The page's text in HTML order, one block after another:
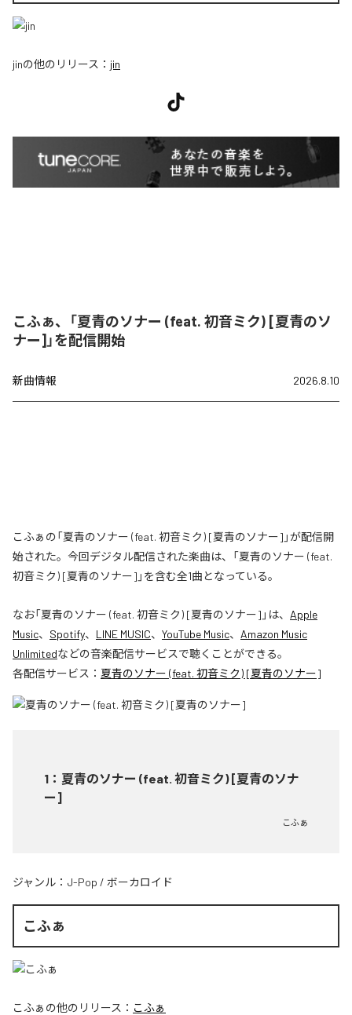
jinの他のリリース： jin
こふぁ、「夏青のソナー (feat. 初音ミク) [夏青のソ
ナー]」を配信開始
新曲情報 2026.8.10
こふぁの「夏青のソナー (feat. 初音ミク) [夏青のソナー]」が配信開
始された。今回デジタル配信された楽曲は、「夏青のソナー (feat.
初音ミク) [夏青のソナー]」を含む全1曲となっている。
なお「夏青のソナー (feat. 初音ミク) [夏青のソナー] 」は、 Apple
Music、 Spotify、 LINE MUSIC、 YouTube Music、 Amazon Music
Unlimitedなどの音楽配信サービスで聴くことができる。
各配信サービス： 夏青のソナー (feat. 初音ミク) [夏青のソナー]
1 ： 夏青のソナー (feat. 初音ミク) [夏青のソナ
ー]
こふぁ
ジャンル： J-Pop / ボーカロイド
こふぁ
こふぁ の他のリリース： こふぁ